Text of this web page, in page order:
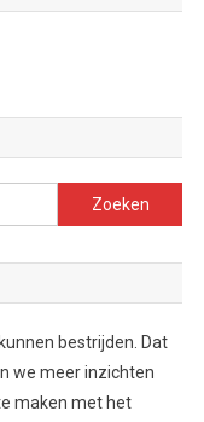
Zoeken
naar:
bestrijden. Dat
we meer inzichten
maken met het